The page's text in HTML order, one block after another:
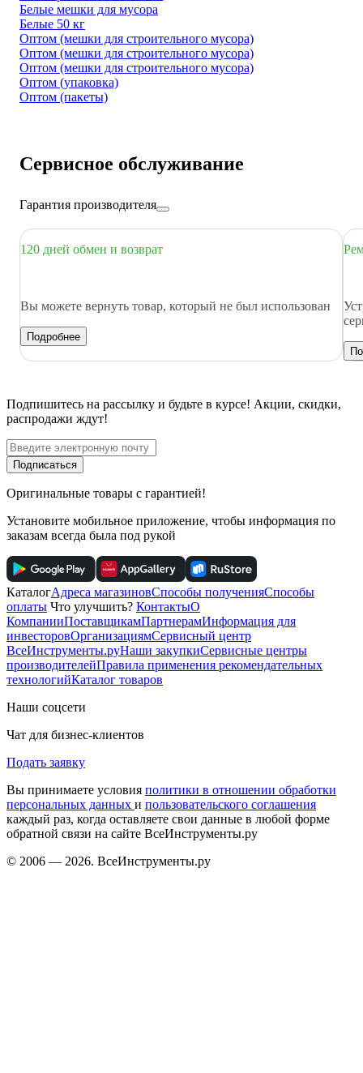
Белые мешки для мусора
Белые 50 кг
Оптом (мешки для строительного мусора)
Оптом (мешки для строительного мусора)
Оптом (мешки для строительного мусора)
Оптом (упаковка)
Оптом (пакеты)
Сервисное обслуживание
Гарантия производителя
120 дней обмен и возврат
Вы можете вернуть товар, который не был использован
Подробнее
Подпишитесь на рассылку и будьте в курсе! Акции, скидки,
распродажи ждут!
Подписаться
Оригинальные товары с гарантией!
Установите мобильное приложение, чтобы информация по
заказам всегда была под рукой
КаталогАдреса магазиновСпособы полученияСпособы
оплаты Что улучшить? КонтактыО
КомпанииПоставщикамПартнерамИнформация для
инвесторовОрганизациямСервисный центр
ВсеИнструменты.руНаши закупкиСервисные центры
производителейПравила применения рекомендательных
технологийКаталог товаров
Наши соцсети
Чат для бизнес-клиентов
Подать заявку
Вы принимаете условия политики в отношении обработки
персональных данных и пользовательского соглашения
каждый раз, когда оставляете свои данные в любой форме
обратной связи на сайте ВсеИнструменты.ру
© 2006 — 2026. ВсеИнструменты.ру